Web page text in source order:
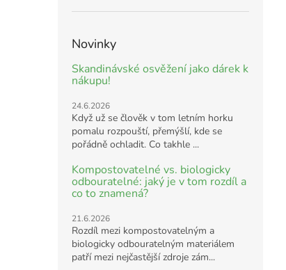
Novinky
Skandinávské osvěžení jako dárek k
nákupu!
24.6.2026
Když už se člověk v tom letním horku
pomalu rozpouští, přemýšlí, kde se
pořádně ochladit. Co takhle ...
Kompostovatelné vs. biologicky
odbouratelné: jaký je v tom rozdíl a
co to znamená?
21.6.2026
Rozdíl mezi kompostovatelným a
biologicky odbouratelným materiálem
patří mezi nejčastější zdroje zám...